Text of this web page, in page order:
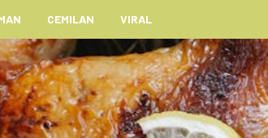
CEMILAN VIRAL